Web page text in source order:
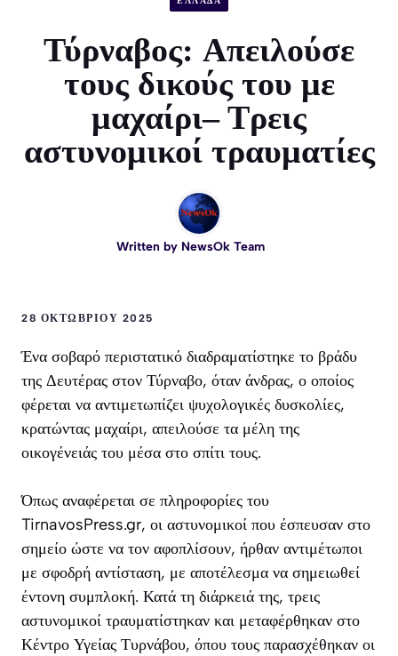
Τύρναβος: Aπειλούσε
τους δικούς του με
μαχαίρι– Τρεις
αστυνομικοί τραυματίες
Written by NewsOk Team
28 ΟΚΤΩΒΡΊΟΥ 2025
Ένα σοβαρό περιστατικό διαδραματίστηκε το βράδυ
της Δευτέρας στον Τύρναβο, όταν άνδρας, ο οποίος
φέρεται να αντιμετωπίζει ψυχολογικές δυσκολίες,
κρατώντας μαχαίρι, απειλούσε τα μέλη της
οικογένειάς του μέσα στο σπίτι τους.
Όπως αναφέρεται σε πληροφορίες του
TirnavosPress.gr, οι αστυνομικοί που έσπευσαν στο
σημείο ώστε να τον αφοπλίσουν, ήρθαν αντιμέτωποι
με σφοδρή αντίσταση, με αποτέλεσμα να σημειωθεί
έντονη συμπλοκή. Κατά τη διάρκειά της, τρεις
αστυνομικοί τραυματίστηκαν και μεταφέρθηκαν στο
Κέντρο Υγείας Τυρνάβου, όπου τους παρασχέθηκαν οι